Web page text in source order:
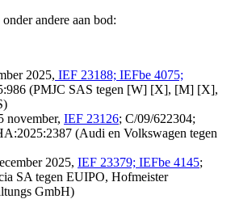
andere aan bod:
2025, IEF 23188; IEFbe 4075;
(PMJC SAS tegen [W] [X], [M] [X],
november, IEF 23126; C/09/622304;
(Audi en Volkswagen tegen
2025, IEF 23379; IEFbe 4145;
SA tegen EUIPO, Hofmeister
GmbH)